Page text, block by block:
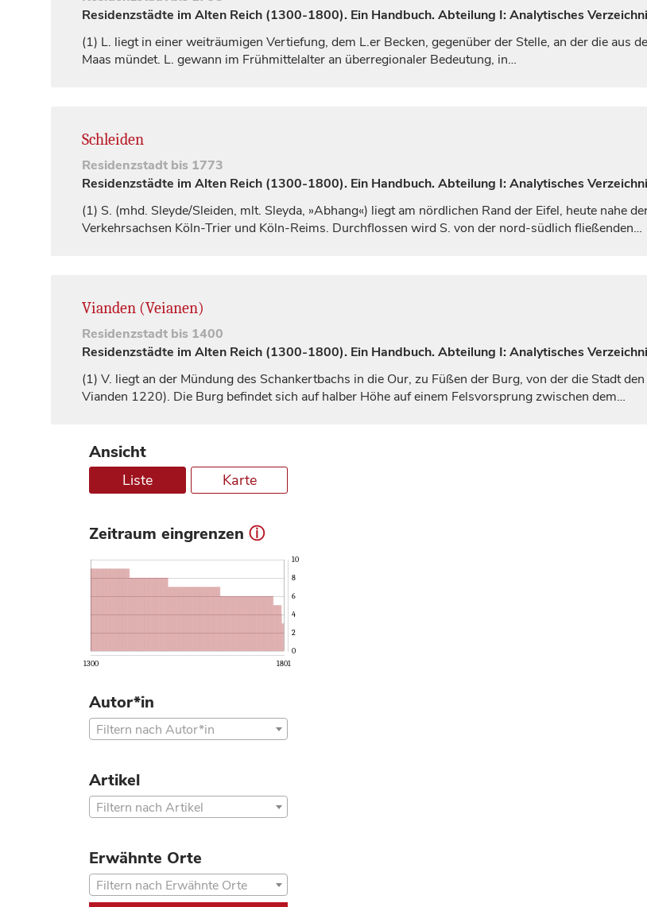
Residenzstädte im Alten Reich (1300-1800). Ein Handbuch. Abteilung I: Analytisches
(1) L. liegt in einer weiträumigen Vertiefung, dem L.er Becken, gegenüber der Stelle, an der die aus
Maas mündet. L. gewann im Frühmittelalter an überregionaler Bedeutung, in…
Schleiden
Residenzstadt bis 1773
Residenzstädte im Alten Reich (1300-1800). Ein Handbuch. Abteilung I: Analytisches
(1) S. (mhd. Sleyde/Sleiden, mlt. Sleyda, »Abhang«) liegt am nördlichen Rand der Eifel, heute nahe
Verkehrsachsen Köln-Trier und Köln-Reims. Durchflossen wird S. von der nord-südlich fließenden…
Vianden (Veianen)
Residenzstadt bis 1400
Residenzstädte im Alten Reich (1300-1800). Ein Handbuch. Abteilung I: Analytisches
(1) V. liegt an der Mündung des Schankertbachs in die Our, zu Füßen der Burg, von der die Stadt den
Vianden 1220). Die Burg befindet sich auf halber Höhe auf einem Felsvorsprung zwischen dem…
Ansicht
Liste Karte
Zeitraum eingrenzen ⓘ
1300 1801
0
2
4
6
8
10
Autor*in
Filtern nach Autor*in
Artikel
Filtern nach Artikel
Erwähnte Orte
Filtern nach Erwähnte Orte